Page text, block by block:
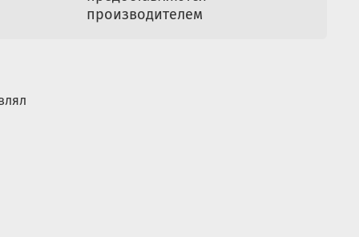
производителем